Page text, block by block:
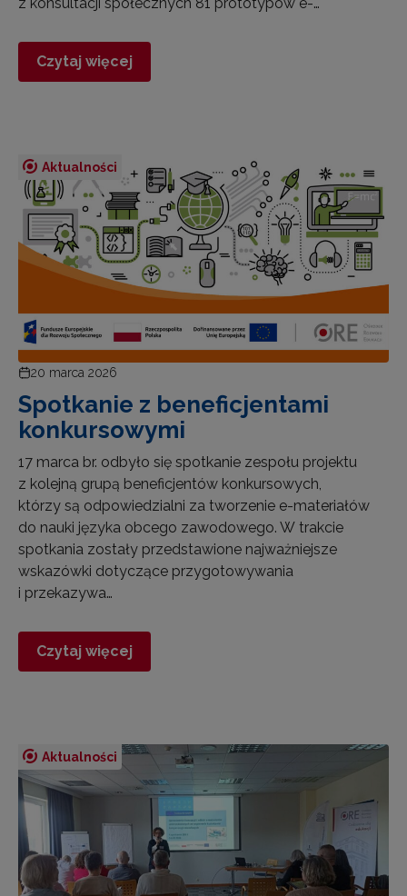
Czytaj więcej
Aktualności
20 marca 2026
Spotkanie z beneficjentami
konkursowymi
17 marca br. odbyło się spotkanie zespołu projektu
z kolejną grupą beneficjentów konkursowych,
którzy są odpowiedzialni za tworzenie e-materiałów
do nauki języka obcego zawodowego. W trakcie
spotkania zostały przedstawione najważniejsze
wskazówki dotyczące przygotowywania
i przekazywa…
Czytaj więcej
Aktualności